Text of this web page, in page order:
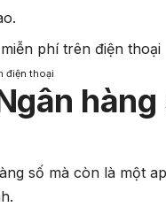
điện thoại
số mà còn là một